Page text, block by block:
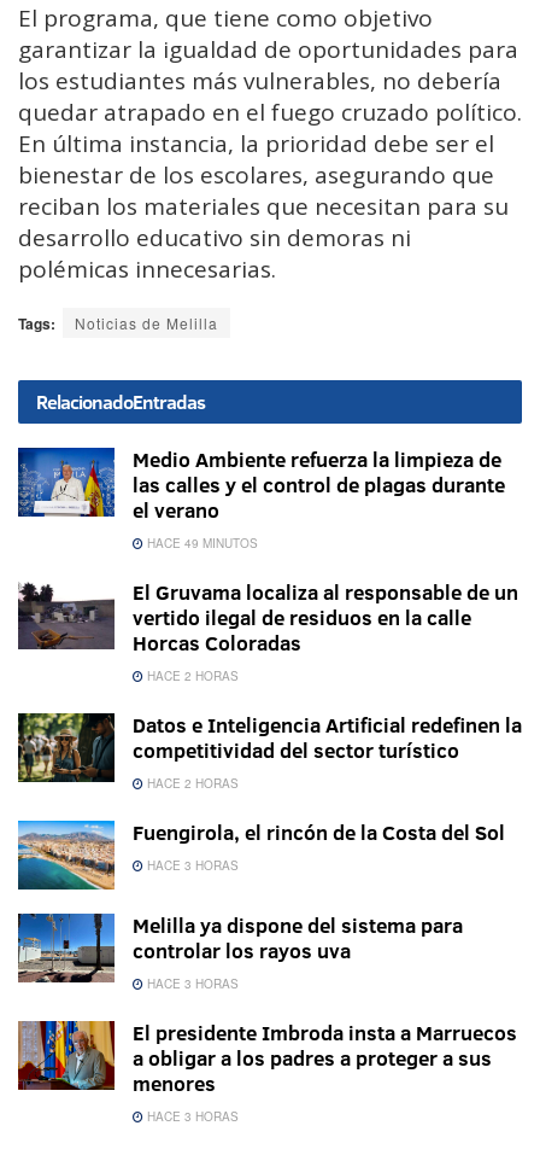
El programa, que tiene como objetivo
garantizar la igualdad de oportunidades para
los estudiantes más vulnerables, no debería
quedar atrapado en el fuego cruzado político.
En última instancia, la prioridad debe ser el
bienestar de los escolares, asegurando que
reciban los materiales que necesitan para su
desarrollo educativo sin demoras ni
polémicas innecesarias.
Tags: Noticias de Melilla
RelacionadoEntradas
Medio Ambiente refuerza la limpieza de
las calles y el control de plagas durante
el verano
HACE 49 MINUTOS
El Gruvama localiza al responsable de un
vertido ilegal de residuos en la calle
Horcas Coloradas
HACE 2 HORAS
Datos e Inteligencia Artificial redefinen la
competitividad del sector turístico
HACE 2 HORAS
Fuengirola, el rincón de la Costa del Sol
HACE 3 HORAS
Melilla ya dispone del sistema para
controlar los rayos uva
HACE 3 HORAS
El presidente Imbroda insta a Marruecos
a obligar a los padres a proteger a sus
menores
HACE 3 HORAS